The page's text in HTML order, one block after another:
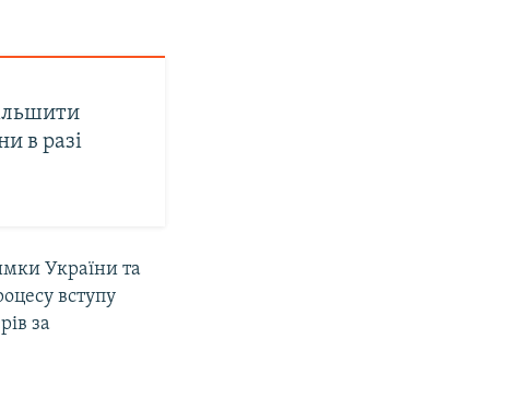
в разі
України та
вступу
за